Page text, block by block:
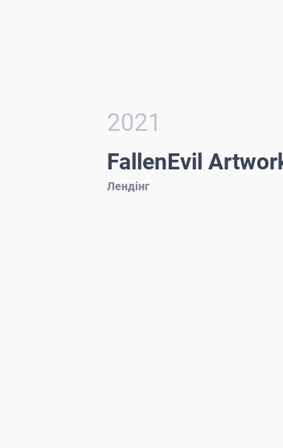
2021
FallenEvil
Лендінг